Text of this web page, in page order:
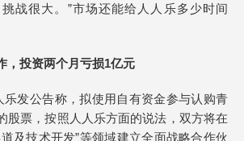
战很大。”市场还能给人人乐多少时间
，投资两个月亏损1亿元
乐发公告称，拟使用自有资金参与认购青
股票，按照人人乐方面的说法，双方将在
及技术开发”等领域建立全面战略合作伙